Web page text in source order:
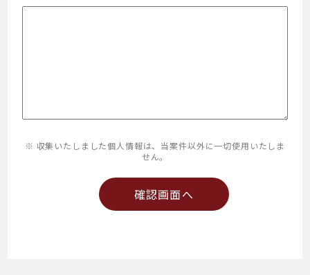
※ 収集いたしました個人情報は、当案件以外に一切使用いたしま
せん。